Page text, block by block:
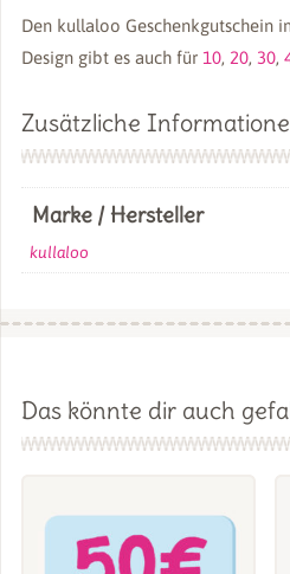
Den kullaloo Geschenkgutschein
Design gibt es auch für 10, 20, 30,
Zusätzliche
Marke / Hersteller
kullaloo
Das könnte dir auch